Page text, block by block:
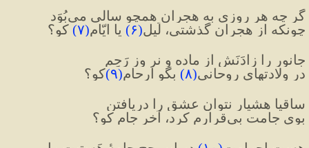
گر چه هر روزی به هجران همچو سالی می‌بُوَد
چونکه از هجران گذشتی، لَیل(۶) یا ایّام(۷) کو؟
جانور را زادَنَش از ماده و نر وز رَحِم
در ولادتهایِ روحانی(۸) بگو اَرحام(۹)کو؟
ساقیا هشیار نتوان عشق را دریافتن
بویِ جامت بی‌قرارم کرد، آخر جام کو؟